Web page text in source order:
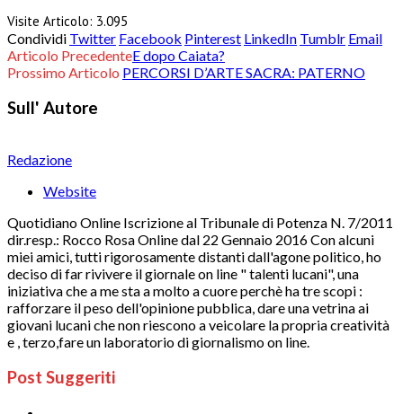
Visite Articolo: 3.095
Condividi Twitter Facebook Pinterest LinkedIn Tumblr Email
Articolo PrecedenteE dopo Caiata?
Prossimo Articolo PERCORSI D’ARTE SACRA: PATERNO
Sull' Autore
Redazione
Website
Quotidiano Online Iscrizione al Tribunale di Potenza N. 7/2011
dir.resp.: Rocco Rosa Online dal 22 Gennaio 2016 Con alcuni
miei amici, tutti rigorosamente distanti dall'agone politico, ho
deciso di far rivivere il giornale on line " talenti lucani", una
iniziativa che a me sta a molto a cuore perchè ha tre scopi :
rafforzare il peso dell'opinione pubblica, dare una vetrina ai
giovani lucani che non riescono a veicolare la propria creatività
e , terzo,fare un laboratorio di giornalismo on line.
Post Suggeriti